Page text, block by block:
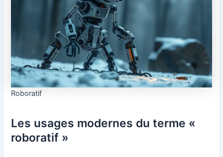
Roboratif
Les usages modernes du terme «
roboratif »